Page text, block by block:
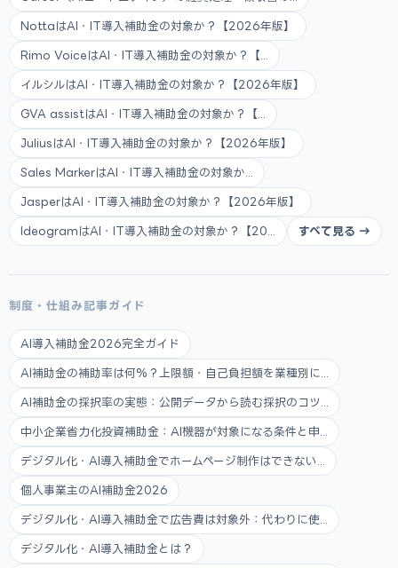
NottaはAI・IT導入補助金の対象か？【2026年版】
Rimo VoiceはAI・IT導入補助金の対象か？【...
イルシルはAI・IT導入補助金の対象か？【2026年版】
GVA assistはAI・IT導入補助金の対象か？【...
JuliusはAI・IT導入補助金の対象か？【2026年版】
Sales MarkerはAI・IT導入補助金の対象か...
JasperはAI・IT導入補助金の対象か？【2026年版】
IdeogramはAI・IT導入補助金の対象か？【20... すべて見る →
制度・仕組み記事ガイド
AI導入補助金2026完全ガイド
AI補助金の補助率は何%？上限額・自己負担額を業種別に...
AI補助金の採択率の実態：公開データから読む採択のコツ...
中小企業省力化投資補助金：AI機器が対象になる条件と申...
デジタル化・AI導入補助金でホームページ制作はできない...
個人事業主のAI補助金2026
デジタル化・AI導入補助金で広告費は対象外：代わりに使...
デジタル化・AI導入補助金とは？